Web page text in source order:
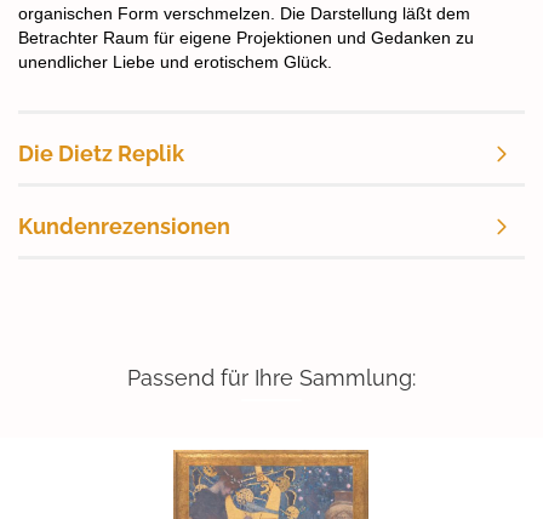
organischen Form verschmelzen. Die Darstellung läßt dem
Betrachter Raum für eigene Projektionen und Gedanken zu
unendlicher Liebe und erotischem Glück.
Die Dietz Replik
Kundenrezensionen
Passend für Ihre Sammlung: